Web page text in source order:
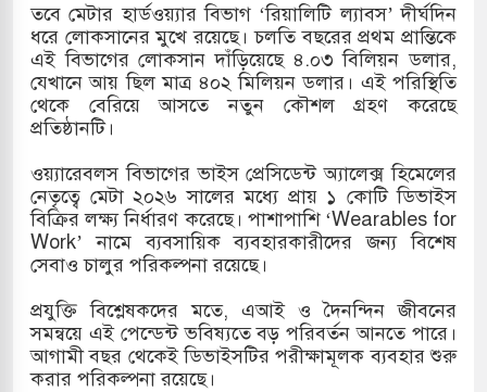
তবে মেটার হার্ডওয়্যার বিভাগ ‘রিয়ালিটি ল্যাবস’ দীর্ঘদিন
ধরে লোকসানের মুখে রয়েছে। চলতি বছরের প্রথম প্রান্তিকে
এই বিভাগের লোকসান দাঁড়িয়েছে ৪.০৩ বিলিয়ন ডলার,
যেখানে আয় ছিল মাত্র ৪০২ মিলিয়ন ডলার। এই পরিস্থিতি
থেকে বেরিয়ে আসতে নতুন কৌশল গ্রহণ করেছে
প্রতিষ্ঠানটি।
ওয়্যারেবলস বিভাগের ভাইস প্রেসিডেন্ট অ্যালেক্স হিমেলের
নেতৃত্বে মেটা ২০২৬ সালের মধ্যে প্রায় ১ কোটি ডিভাইস
বিক্রির লক্ষ্য নির্ধারণ করেছে। পাশাপাশি ‘Wearables for
Work’ নামে ব্যবসায়িক ব্যবহারকারীদের জন্য বিশেষ
সেবাও চালুর পরিকল্পনা রয়েছে।
প্রযুক্তি বিশ্লেষকদের মতে, এআই ও দৈনন্দিন জীবনের
সমন্বয়ে এই পেন্ডেন্ট ভবিষ্যতে বড় পরিবর্তন আনতে পারে।
আগামী বছর থেকেই ডিভাইসটির পরীক্ষামূলক ব্যবহার শুরু
করার পরিকল্পনা রয়েছে।